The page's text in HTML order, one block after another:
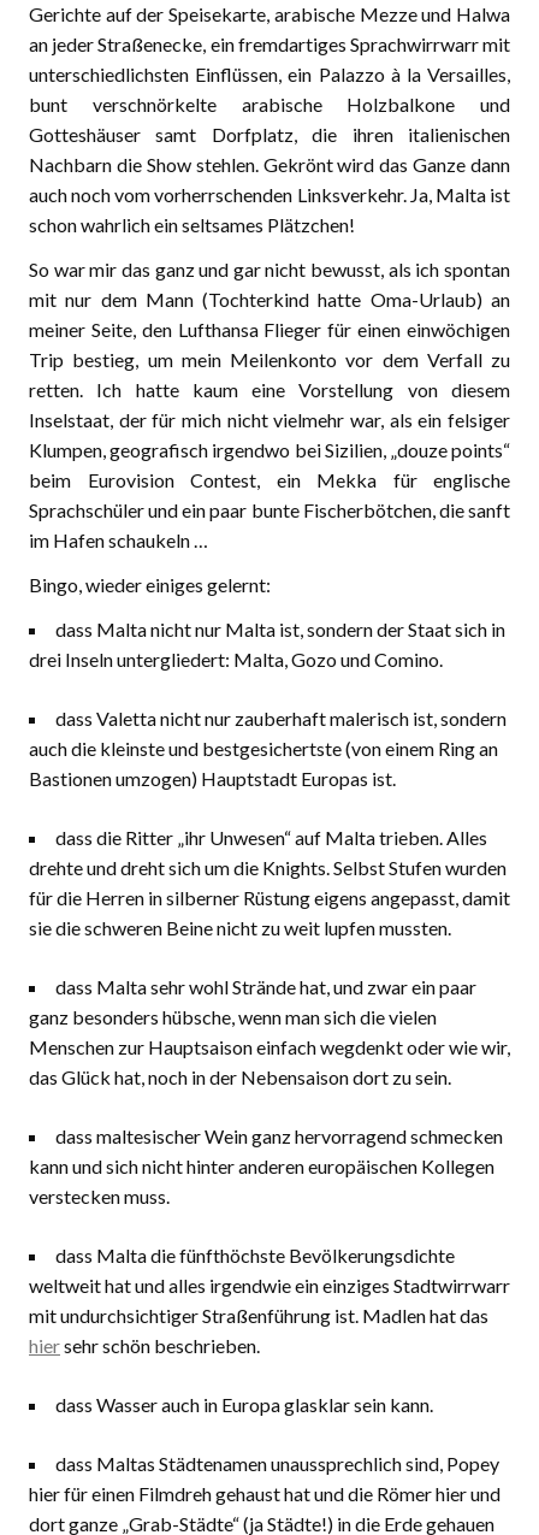
Gerichte auf der Speisekarte, arabische Mezze und Halwa
an jeder Straßenecke, ein fremdartiges Sprachwirrwarr mit
unterschiedlichsten Einflüssen, ein Palazzo à la Versailles,
bunt verschnörkelte arabische Holzbalkone und
Gotteshäuser samt Dorfplatz, die ihren italienischen
Nachbarn die Show stehlen. Gekrönt wird das Ganze dann
auch noch vom vorherrschenden Linksverkehr. Ja, Malta ist
schon wahrlich ein seltsames Plätzchen!
So war mir das ganz und gar nicht bewusst, als ich spontan
mit nur dem Mann (Tochterkind hatte Oma-Urlaub) an
meiner Seite, den Lufthansa Flieger für einen einwöchigen
Trip bestieg, um mein Meilenkonto vor dem Verfall zu
retten. Ich hatte kaum eine Vorstellung von diesem
Inselstaat, der für mich nicht vielmehr war, als ein felsiger
Klumpen, geografisch irgendwo bei Sizilien, „douze points“
beim Eurovision Contest, ein Mekka für englische
Sprachschüler und ein paar bunte Fischerbötchen, die sanft
im Hafen schaukeln …
Bingo, wieder einiges gelernt:
dass Malta nicht nur Malta ist, sondern der Staat sich in
drei Inseln untergliedert: Malta, Gozo und Comino.
dass Valetta nicht nur zauberhaft malerisch ist, sondern
auch die kleinste und bestgesichertste (von einem Ring an
Bastionen umzogen) Hauptstadt Europas ist.
dass die Ritter „ihr Unwesen“ auf Malta trieben. Alles
drehte und dreht sich um die Knights. Selbst Stufen wurden
für die Herren in silberner Rüstung eigens angepasst, damit
sie die schweren Beine nicht zu weit lupfen mussten.
dass Malta sehr wohl Strände hat, und zwar ein paar
ganz besonders hübsche, wenn man sich die vielen
Menschen zur Hauptsaison einfach wegdenkt oder wie wir,
das Glück hat, noch in der Nebensaison dort zu sein.
dass maltesischer Wein ganz hervorragend schmecken
kann und sich nicht hinter anderen europäischen Kollegen
verstecken muss.
dass Malta die fünfthöchste Bevölkerungsdichte
weltweit hat und alles irgendwie ein einziges Stadtwirrwarr
mit undurchsichtiger Straßenführung ist. Madlen hat das
hiersehr schön beschrieben.
dass Wasser auch in Europa glasklar sein kann.
dass Maltas Städtenamen unaussprechlich sind, Popey
hier für einen Filmdreh gehaust hat und die Römer hier und
dort ganze „Grab-Städte“ (ja Städte!) in die Erde gehauen